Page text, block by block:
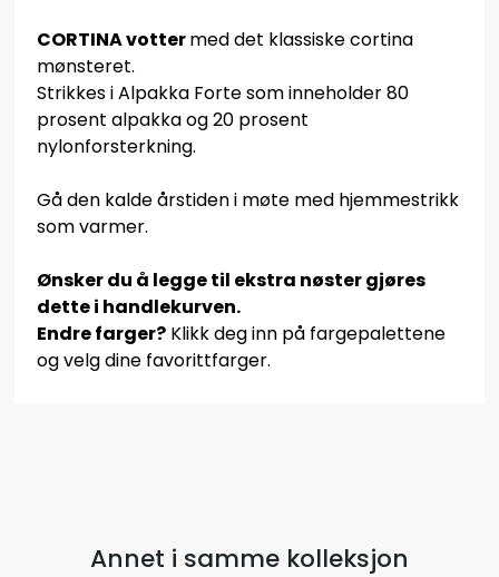
CORTINA vottermed det klassiske cortina
mønsteret.
Strikkes i Alpakka Forte som inneholder 80
prosent alpakka og 20 prosent
nylonforsterkning.
Gå den kalde årstiden i møte med hjemmestrikk
som varmer.
Ønsker du å legge til ekstra nøster gjøres
dette i handlekurven.
Endre farger? Klikk deg inn på fargepalettene
og velg dine favorittfarger.
Annet i samme kolleksjon